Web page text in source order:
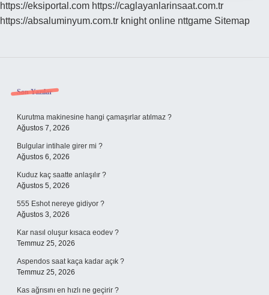
https://eksiportal.com https://caglayanlarinsaat.com.tr
https://absaluminyum.com.tr knight online nttgame Sitemap
Sidebar
Son Yazılar
Kurutma makinesine hangi çamaşırlar atılmaz ?
Ağustos 7, 2026
Bulgular intihale girer mi ?
Ağustos 6, 2026
Kuduz kaç saatte anlaşılır ?
Ağustos 5, 2026
555 Eshot nereye gidiyor ?
Ağustos 3, 2026
Kar nasıl oluşur kısaca eodev ?
Temmuz 25, 2026
Aspendos saat kaça kadar açık ?
Temmuz 25, 2026
Kas ağrısını en hızlı ne geçirir ?